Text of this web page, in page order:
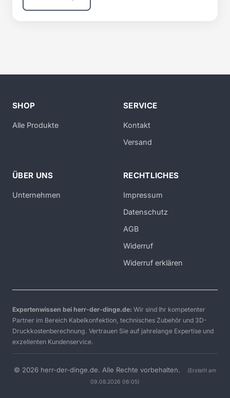
SHOP
Alle Produkte
SERVICE
Kontakt
Versand
ÜBER UNS
Unternehmen
RECHTLICHES
Impressum
Datenschutz
AGB
Widerruf
Widerruf erklären
Expertenwissen bei herr-der-dinge.de: Wir sind Ihr kompetenter
Partner im Bereich Kabelkonfektion, technisches Zubehör und 3D-
Druckkostenberechnung. Vertrauen Sie auf jahrelange Expertise und
exzellenten Kundenservice.
© 2026 herr-der-dinge.de. Alle Rechte vorbehalten.
(Erstellt am
09.08.2026 06:05)